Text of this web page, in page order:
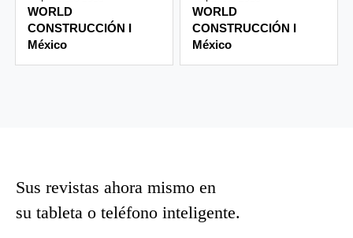
WORLD
CONSTRUCCIÓN I
México
WORLD
CONSTRUCCIÓN I
México
Sus revistas ahora mismo en
su tableta o teléfono inteligente.